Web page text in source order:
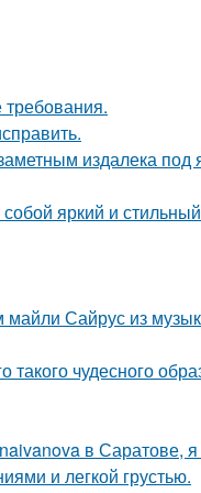
издалека
яркий и
Сайрус из
чудесного
в Саратове, я
и легкой грустью.